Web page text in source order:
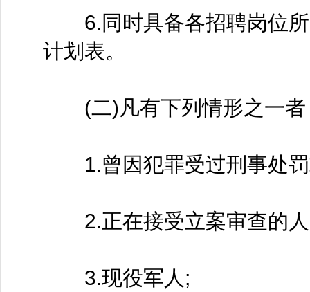
6.同时具备各招聘岗位所
计划表。
(二)凡有下列情形之一者
1.曾因犯罪受过刑事处罚
2.正在接受立案审查的人
3.现役军人;